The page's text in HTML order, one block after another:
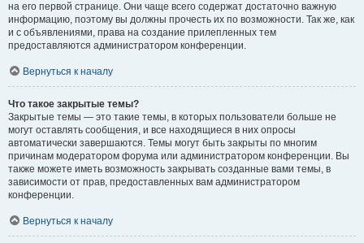
на его первой странице. Они чаще всего содержат достаточно важную
информацию, поэтому вы должны прочесть их по возможности. Так же, как
и с объявлениями, права на создание прилепленных тем
предоставляются администратором конференции.
Вернуться к началу
Что такое закрытые темы?
Закрытые темы — это такие темы, в которых пользователи больше не
могут оставлять сообщения, и все находящиеся в них опросы
автоматически завершаются. Темы могут быть закрыты по многим
причинам модератором форума или администратором конференции. Вы
также можете иметь возможность закрывать созданные вами темы, в
зависимости от прав, предоставленных вам администратором
конференции.
Вернуться к началу